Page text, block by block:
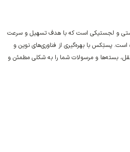
و لجستیکی است که با هدف تسهیل و سرعت
پستِکس با بهره‌گیری از فناوری‌های نوین و
بسته‌ها و مرسولات شما را به شکلی مطمئن و